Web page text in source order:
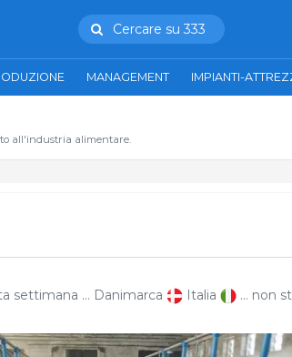
Cercare su 333
MANAGEMENT IMPIANTI-
all'industria alimentare.
settimana … Danimarca Italia … non